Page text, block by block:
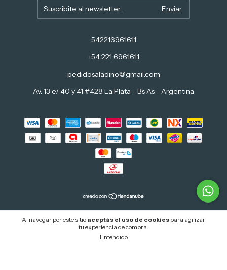
Al navegar por este sitio aceptás el uso de cookies para agilizar
tu experiencia de compra.
Entendido
542216961611
+54 221 6961611
pedidosaladino@gmail.com
Av. 13 e/ 40 y 41 #428 La Plata - Bs As - Argentina
Copyright Juguetería Aladino - 2026. Todos los derechos reservados.
Defensa de las y los consumidores. Para reclamos
Botón de arrepentimiento